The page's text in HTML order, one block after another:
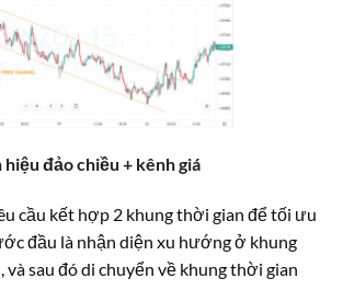
đảo chiều + kênh giá
cầu kết hợp 2 khung thời gian để tối ưu
đầu là nhận diện xu hướng ở khung
sau đó di chuyển về khung thời gian